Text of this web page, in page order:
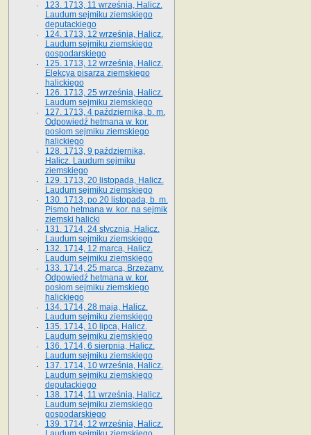
123. 1713, 11 września, Halicz.
Laudum sejmiku ziemskiego
deputackiego
124. 1713, 12 września, Halicz.
Laudum sejmiku ziemskiego
gospodarskiego
125. 1713, 12 września, Halicz.
Elekcya pisarza ziemskiego
halickiego
126. 1713, 25 września, Halicz.
Laudum sejmiku ziemskiego
127. 1713, 4 października, b. m.
Odpowiedź hetmana w. kor.
posłom sejmiku ziemskiego
halickiego
128. 1713, 9 października,
Halicz. Laudum sejmiku
ziemskiego
129. 1713, 20 listopada, Halicz.
Laudum sejmiku ziemskiego
130. 1713, po 20 listopada, b. m.
Pismo hetmana w. kor. na sejmik
ziemski halicki
131. 1714, 24 stycznia, Halicz.
Laudum sejmiku ziemskiego
132. 1714, 12 marca, Halicz.
Laudum sejmiku ziemskiego
133. 1714, 25 marca, Brzeżany.
Odpowiedź hetmana w. kor.
posłom sejmiku ziemskiego
halickiego
134. 1714, 28 maja, Halicz.
Laudum sejmiku ziemskiego
135. 1714, 10 lipca, Halicz.
Laudum sejmiku ziemskiego
136. 1714, 6 sierpnia, Halicz.
Laudum sejmiku ziemskiego
137. 1714, 10 września, Halicz.
Laudum sejmiku ziemskiego
deputackiego
138. 1714, 11 września, Halicz.
Laudum sejmiku ziemskiego
gospodarskiego
139. 1714, 12 września, Halicz.